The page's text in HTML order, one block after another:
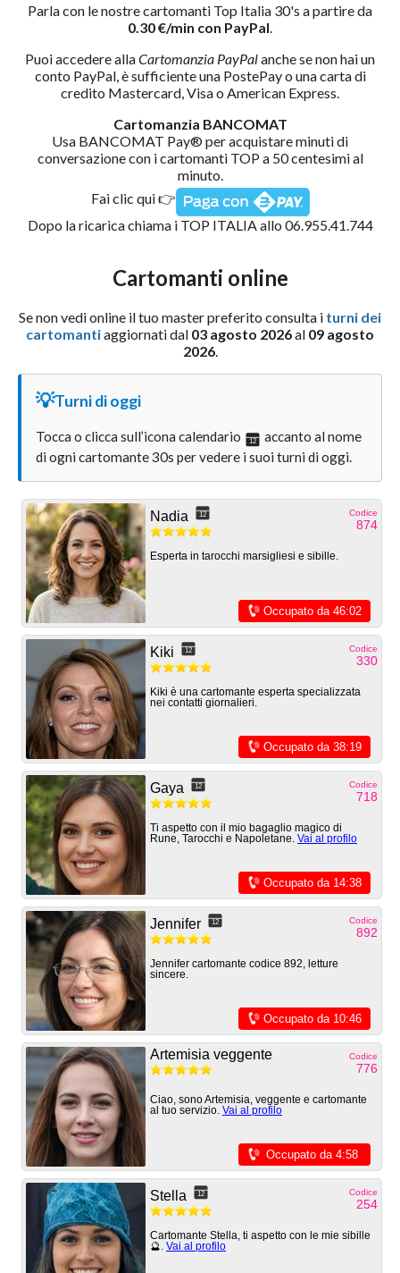
Parla con le nostre cartomanti Top Italia 30's a partire da
0.30 €/min con PayPal
Puoi accedere allaCartomanzia PayPalanche se non hai un
conto PayPal, è sufficiente una PostePay o una carta di
credito Mastercard, Visa o American Express.
Cartomanzia BANCOMAT
Usa BANCOMAT Pay® per acquistare minuti di
conversazione con i cartomanti TOP a 50 centesimi al
minuto.
Fai clic qui 👉
Dopo la ricarica chiama i TOP ITALIA allo 06.955.41.744
Cartomanti online
Se non vedi online il tuo master preferito consulta i turni dei
cartomantiaggiornati dal 03 agosto 2026al 09 agosto
2026.
💡Turni di oggi
Tocca o clicca sull’icona calendario 12
accanto al nome
di ogni cartomante 30s per vedere i suoi turni di oggi.